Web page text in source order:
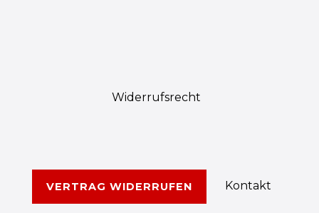
Widerrufs­recht
VERTRAG WIDERRUFEN Kontakt